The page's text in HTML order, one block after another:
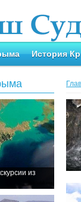
История
из